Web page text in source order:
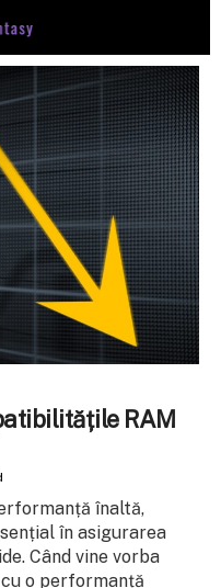
RAM
înaltă,
în asigurarea
Când vine vorba
o performanță